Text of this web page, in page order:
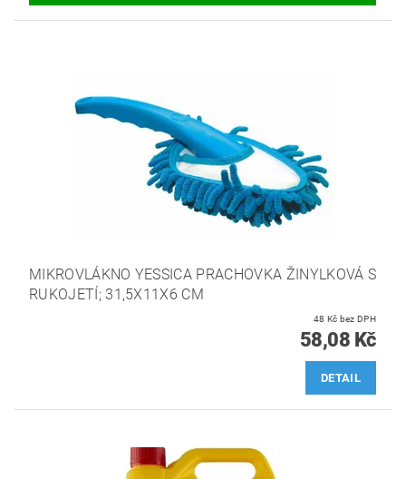
MIKROVLÁKNO YESSICA PRACHOVKA ŽINYLKOVÁ S
RUKOJETÍ; 31,5X11X6 CM
48 Kč bez DPH
58,08 Kč
DETAIL